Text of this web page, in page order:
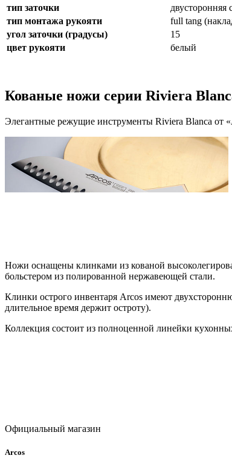
тип заточки
двусторонняя
тип монтажа рукояти
full tang
угол заточки (градусы)
15
цвет рукояти
белый
Кованые ножи серии Riviera
Элегантные режущие инструменты Riviera Blanca от
Ножи оснащены клинками из кованой
больстером из полированной нержавеющей стали.
Клинки острого инвентаря Arcos имеют
длительное время держит остроту).
Коллекция состоит из полноценной линейки
Официальный магазин
Arcos